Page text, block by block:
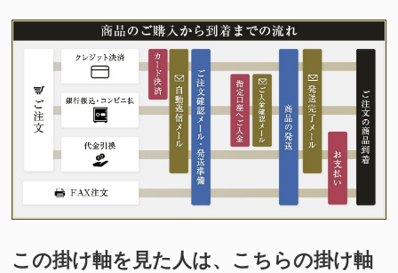
この掛け軸を見た人は、こちらの掛け軸